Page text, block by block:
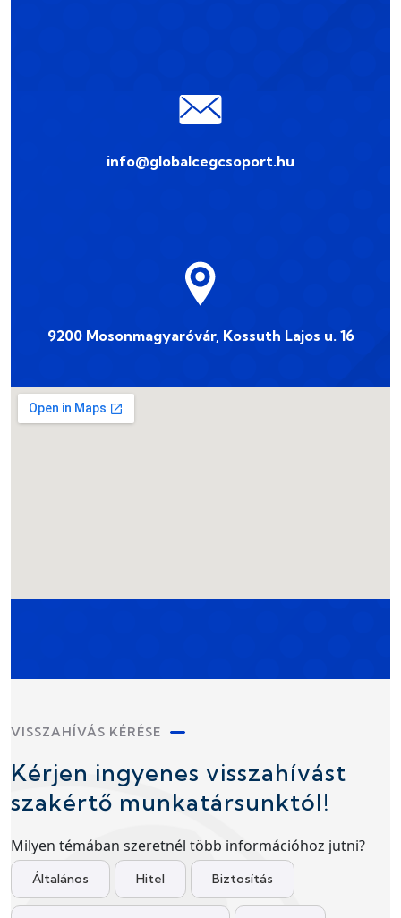
info@globalcegcsoport.hu
9200 Mosonmagyaróvár, Kossuth Lajos u. 16
VISSZAHÍVÁS KÉRÉSE
Kérjen ingyenes visszahívást
szakértő munkatársunktól!
Milyen témában szeretnél több információhoz jutni?
Általános Hitel Biztosítás